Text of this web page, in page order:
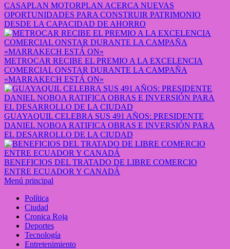
CASAPLAN MOTORPLAN ACERCA NUEVAS
OPORTUNIDADES PARA CONSTRUIR PATRIMONIO
DESDE LA CAPACIDAD DE AHORRO
METROCAR RECIBE EL PREMIO A LA EXCELENCIA
COMERCIAL ONSTAR DURANTE LA CAMPAÑA
«MARRAKECH ESTÁ ON»
GUAYAQUIL CELEBRA SUS 491 AÑOS: PRESIDENTE
DANIEL NOBOA RATIFICA OBRAS E INVERSIÓN PARA
EL DESARROLLO DE LA CIUDAD
BENEFICIOS DEL TRATADO DE LIBRE COMERCIO
ENTRE ECUADOR Y CANADÁ
Menú principal
Política
Ciudad
Cronica Roja
Deportes
Tecnología
Entretenimiento